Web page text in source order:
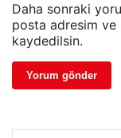
Daha sonraki
posta adresim ve
kaydedilsin.